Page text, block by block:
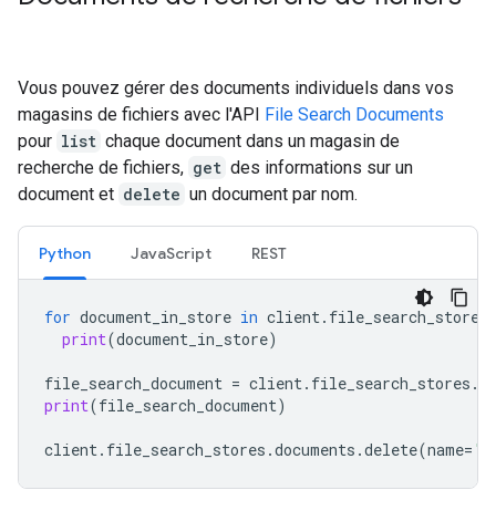
Vous pouvez gérer des documents individuels dans vos
magasins de fichiers avec l'API File Search Documents
pour list chaque document dans un magasin de
recherche de fichiers, get des informations sur un
document et delete un document par nom.
Python JavaScript REST
for document_in_store in client. file_search_stores
print(document_in_store)
file_search_document = client. file_search_stores .
print(file_search_document)
client. file_search_stores .documents .delete(name=